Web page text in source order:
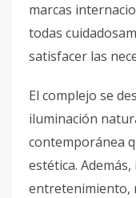
marcas
todas
satisfacer las
El complejo se
iluminación
contemporánea
estética.
entretenimiento,